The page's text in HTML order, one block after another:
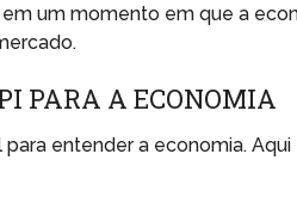
um momento em que a
PARA A ECONOMIA
entender a economia.